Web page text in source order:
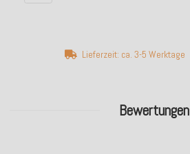
Bewertungen
Lieferzeit: ca. 3-5 Werktage